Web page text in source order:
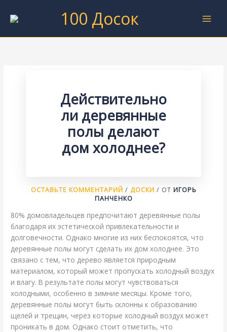
100 Досок
Действительно
ли деревянные
полы делают
дом холоднее?
ОСТАВЬТЕ КОММЕНТАРИЙ / ДОСКИ / ОТ ИГОРЬ
ПАНЧЕНКО
80% домовладельцев предпочитают деревянные полы
благодаря их эстетической привлекательности и
долговечности. Однако многие из них беспокоятся, что
деревянные полы могут сделать их дом холоднее. Это
связано с тем, что дерево является природным
материалом, который может пропускать холодный воздух
и влагу. В результате полы могут чувствоваться
холодными, особенно в зимние месяцы. Кроме того,
деревянные полы могут быть склонны к образованию
щелей и трещин, через которые холодный воздух может
проникать в дом. Однако стоит отметить, что